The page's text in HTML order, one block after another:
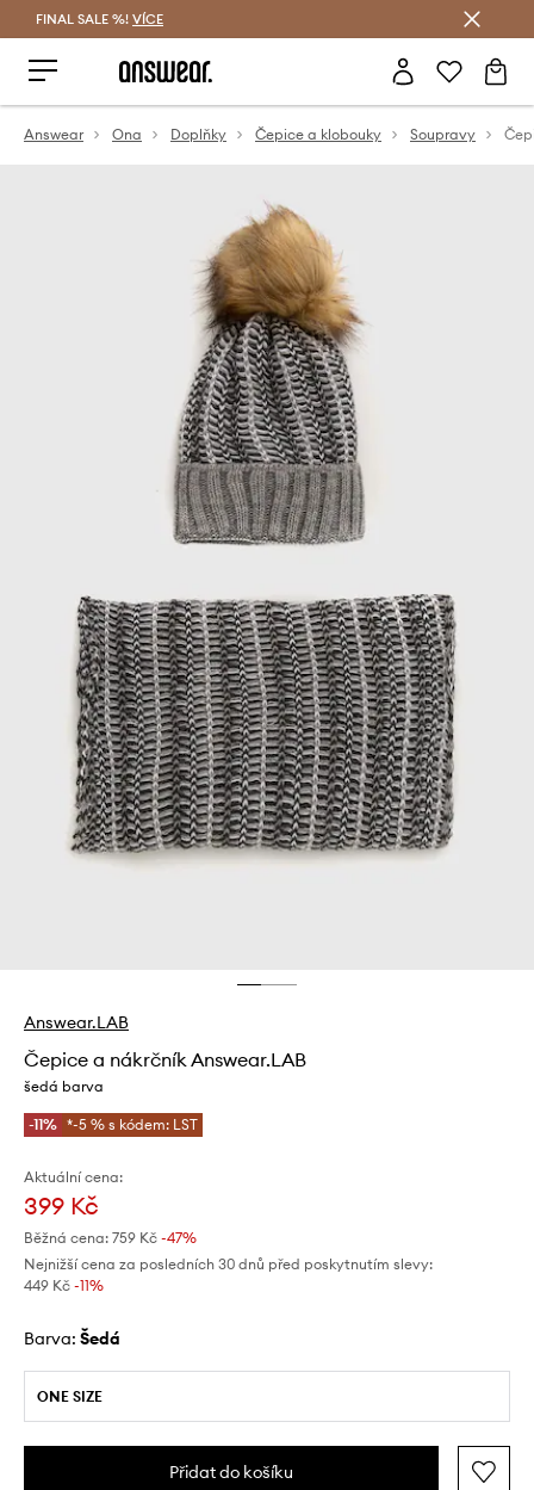
FINAL SALE %! VÍCE
Answear Ona Doplňky Čepice a klobouky Soupravy
Answear.LAB
Čepice a nákrčník Answear.LAB
šedá barva
-11% *-5 % s kódem: LST
Aktuální cena:
399 Kč
Běžná cena: 759 Kč -47%
Nejnižší cena za posledních 30 dnů před poskytnutím slevy:
449 Kč -11%
Barva: šedá
ONE SIZE
Přidat do košíku